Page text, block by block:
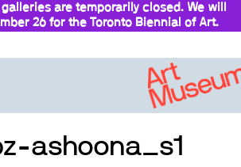
galleries are temporarily closed. We will
26 for the Toronto Biennial of Art.
ashoona_s1